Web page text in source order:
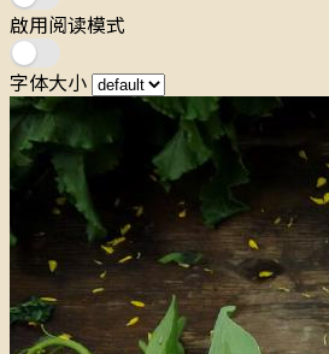
啟用阅读模式
字体大小